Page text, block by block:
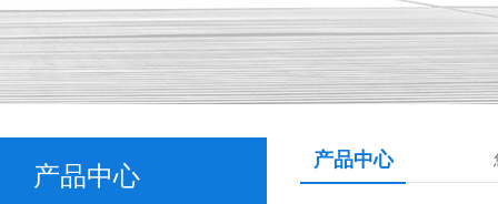
产品中心
产品中心